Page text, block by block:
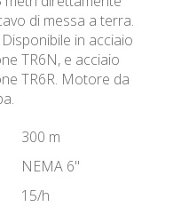
di messa a terra.
Disponibile in acciaio
TR6N, e acciaio
TR6R. Motore da
300 m
NEMA 6"
15/h